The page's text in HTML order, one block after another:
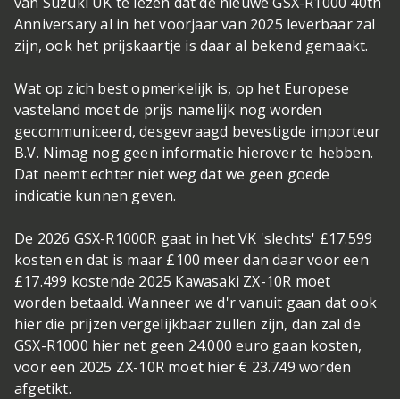
Anniversary al in het voorjaar van 2025 leverbaar zal
zijn, ook het prijskaartje is daar al bekend gemaakt.
Wat op zich best opmerkelijk is, op het Europese
vasteland moet de prijs namelijk nog worden
gecommuniceerd, desgevraagd bevestigde importeur
B.V. Nimag nog geen informatie hierover te hebben.
Dat neemt echter niet weg dat we geen goede
indicatie kunnen geven.
De 2026 GSX-R1000R gaat in het VK 'slechts' £17.599
kosten en dat is maar £100 meer dan daar voor een
£17.499 kostende 2025 Kawasaki ZX-10R moet
worden betaald. Wanneer we d'r vanuit gaan dat ook
hier die prijzen vergelijkbaar zullen zijn, dan zal de
GSX-R1000 hier net geen 24.000 euro gaan kosten,
voor een 2025 ZX-10R moet hier € 23.749 worden
afgetikt.